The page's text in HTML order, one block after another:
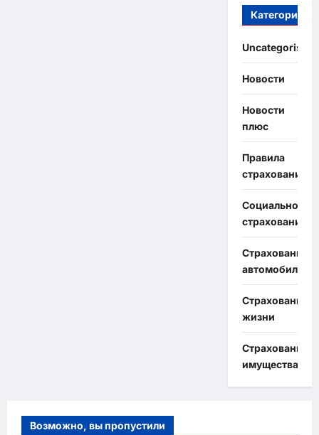
Категории
Uncategorised
Новости
Новости
плюс
Правила
страхования
Социальное
страхование
Страхование
автомобиля
Страхование
жизни
Страхование
имущества
Возможно, вы пропустили